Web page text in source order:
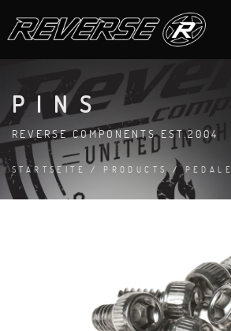
PINS
REVERSE COMPONENTS EST.2004
STARTSEITE / PRODUCTS/PEDALE